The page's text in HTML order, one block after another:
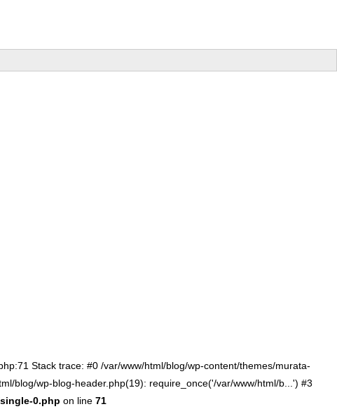
Stack trace: #0 /var/www/html/blog/wp-content/themes/murata-
blog/wp-blog-header.php(19): require_once('/var/www/html/b...') #3
0.php on line 71